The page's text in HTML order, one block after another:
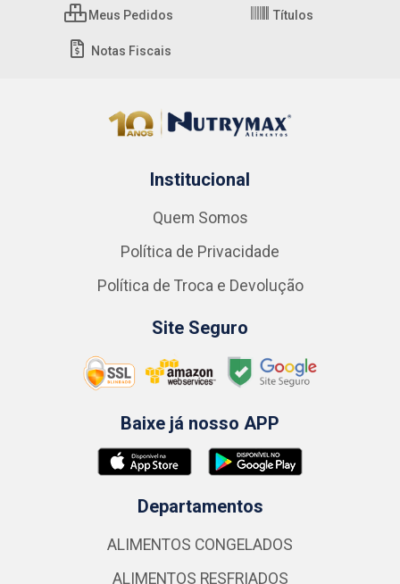
Meus Pedidos Títulos
Notas Fiscais
Institucional
Quem Somos
Política de Privacidade
Política de Troca e Devolução
Site Seguro
Baixe já nosso APP
Departamentos
ALIMENTOS CONGELADOS
ALIMENTOS RESFRIADOS